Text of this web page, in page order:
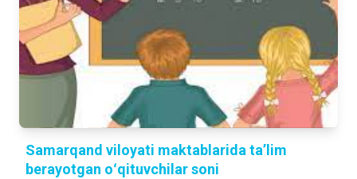
Samarqand viloyati maktablarida taʼlim
berayotgan oʻqituvchilar soni